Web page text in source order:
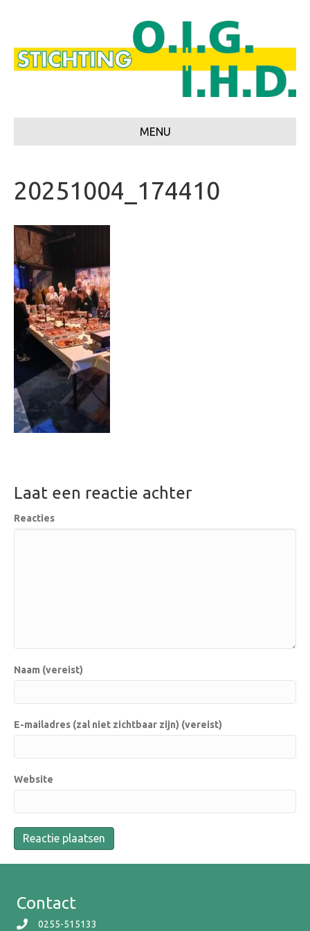
MENU
20251004_174410
Laat een reactie achter
Reacties
Naam (vereist)
E-mailadres (zal niet zichtbaar zijn) (vereist)
Website
Contact
0255-515133